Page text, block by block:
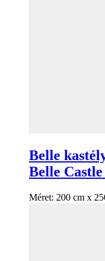
Belle
Belle
Méret: 200 cm x